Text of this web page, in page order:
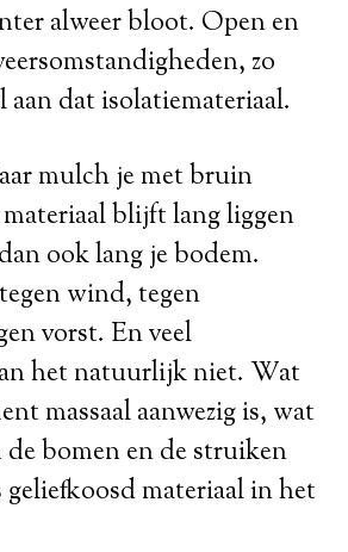
alweer bloot. Open en
zo
aan dat isolatiemateriaal.
mulch je met bruin
blijft lang liggen
ook lang je bodem.
wind, tegen
vorst. En veel
het natuurlijk niet. Wat
massaal aanwezig is, wat
de bomen en de struiken
materiaal in het